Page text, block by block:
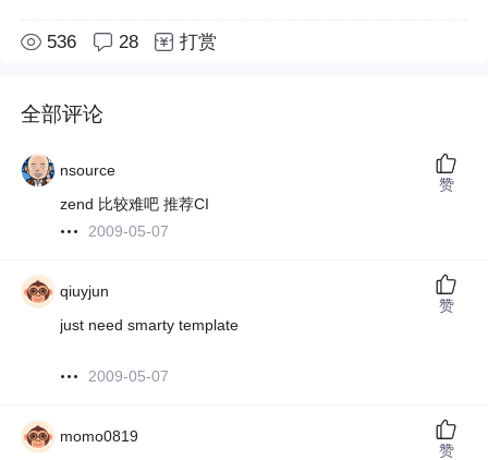
536 28 打赏
全部评论
nsource
zend 比较难吧 推荐CI
2009-05-07
赞
qiuyjun
just need smarty template
2009-05-07
赞
momo0819
赞